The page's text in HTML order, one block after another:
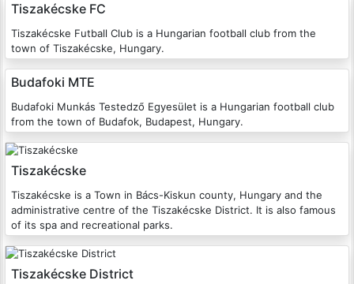
Tiszakécske FC
Tiszakécske Futball Club is a Hungarian football club from the
town of Tiszakécske, Hungary.
Budafoki MTE
Budafoki Munkás Testedző Egyesület is a Hungarian football club
from the town of Budafok, Budapest, Hungary.
Tiszakécske
Tiszakécske is a Town in Bács-Kiskun county, Hungary and the
administrative centre of the Tiszakécske District. It is also famous
of its spa and recreational parks.
Tiszakécske District